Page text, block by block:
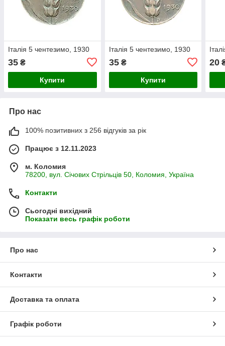
Італія 5 чентезимо, 1930
35 ₴
Купити
Італія 5 чентезимо, 1930
35₴
Купити
20
Про нас
100% позитивних з 256 відгуків за рік
Працює з 12.11.2023
м. Коломия
78200, вул. Січових Стрільців 50, Коломия, Україна
Контакти
Сьогодні вихідний
Показати весь графік роботи
Про нас
Контакти
Доставка та оплата
Графік роботи